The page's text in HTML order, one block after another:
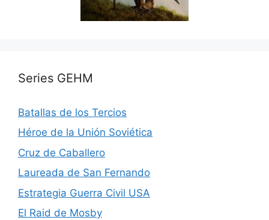
Series GEHM
Batallas de los Tercios
Héroe de la Unión Soviética
Cruz de Caballero
Laureada de San Fernando
Estrategia Guerra Civil USA
El Raid de Mosby